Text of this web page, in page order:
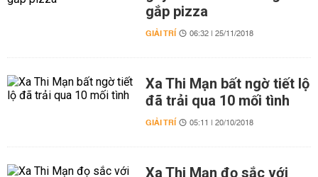
gắp pizza
GIẢI TRÍ 06:32 | 25/11/2018
Xa Thi Mạn bất ngờ tiết lộ
đã trải qua 10 mối tình
GIẢI TRÍ 05:11 | 20/10/2018
Xa Thi Mạn đọ sắc với